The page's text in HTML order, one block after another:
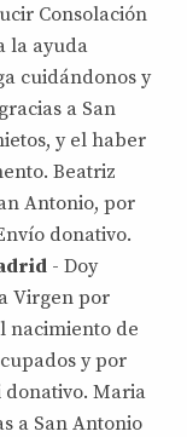
Consolación
la ayuda
cuidándonos y
a San
y el haber
Beatriz
Antonio, por
donativo.
- Doy
Virgen por
nacimiento de
y por
donativo. Maria
a San Antonio